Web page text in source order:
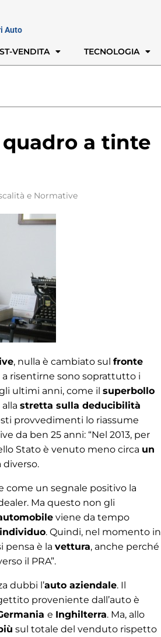
Auto
VENDITA TECNOLOGIA
a tinte
e Normative
, nulla è cambiato sul fronte
a risentirne sono soprattutto i
ultimi anni, come il superbollo
stretta sulla deducibilità
provvedimenti lo riassume
da ben 25 anni: “Nel 2013, per
Stato è venuto meno circa un
diverso.
come un segnale positivo la
Ma questo non gli
viene da tempo
. Quindi, nel momento in
pensa è la vettura, anche perché
il PRA”.
dubbi l’auto aziendale. Il
proveniente dall’auto è
e Inghilterra. Ma, allo
sul totale del venduto rispetto